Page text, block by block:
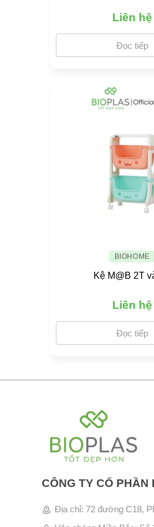
Liên hệ
Đọc tiếp
BIOHOME
Kệ M@B 2T
Liên hệ
Đọc tiếp
CÔNG TY CỔ PHẦN
Địa chỉ: 72 đường C18,